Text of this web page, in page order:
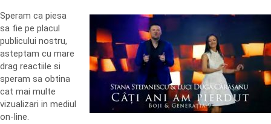
Speram ca piesa
sa fie pe placul
publicului nostru,
asteptam cu mare
drag reactiile si
speram sa obtina
cat mai multe
vizualizari in mediul
on-line.